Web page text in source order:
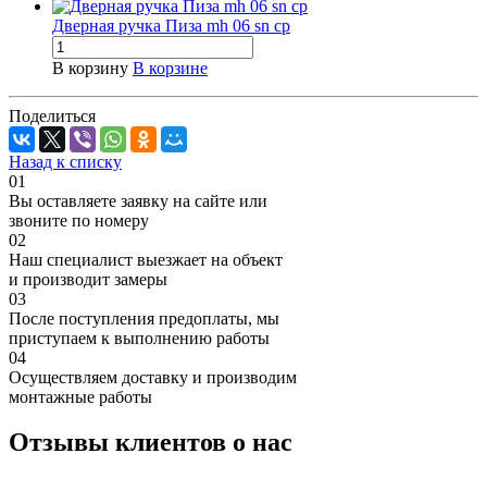
Дверная ручка Пиза mh 06 sn cp
В корзину В корзине
Поделиться
Назад к списку
01
Вы оставляете заявку на сайте или
звоните по номеру
02
Наш специалист выезжает на объект
и производит замеры
03
После поступления предоплаты, мы
приступаем к выполнению работы
04
Осуществляем доставку и производим
монтажные работы
Отзывы клиентов о нас